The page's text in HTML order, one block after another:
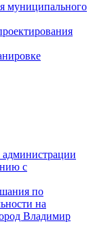
муниципального
администрации
с
по
на
Владимир